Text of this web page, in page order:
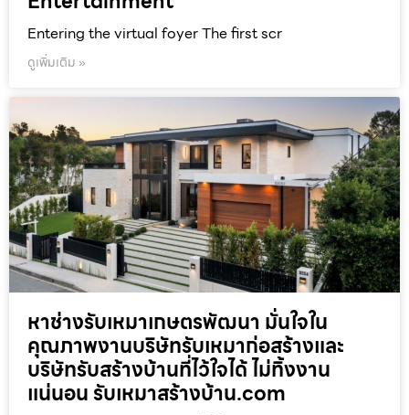
Entering the virtual foyer The first scr
ดูเพิ่มเติม »
หาช่างรับเหมาเกษตรพัฒนา มั่นใจใน
คุณภาพงานบริษัทรับเหมาก่อสร้างและ
บริษัทรับสร้างบ้านที่ไว้ใจได้ ไม่ทิ้งงาน
แน่นอน รับเหมาสร้างบ้าน.com